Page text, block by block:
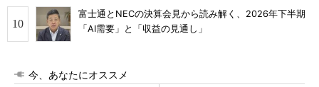
富士通とNECの決算会見から読み解く、2026年下半期
「AI需要」と「収益の見通し」
今、あなたにオススメ